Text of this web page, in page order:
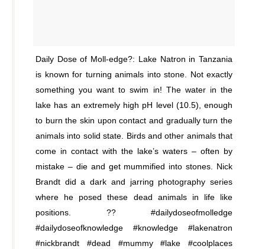
Daily Dose of Moll-edge?: Lake Natron in Tanzania
is known for turning animals into stone. Not exactly
something you want to swim in! The water in the
lake has an extremely high pH level (10.5), enough
to burn the skin upon contact and gradually turn the
animals into solid state. Birds and other animals that
come in contact with the lake’s waters – often by
mistake – die and get mummified into stones. Nick
Brandt did a dark and jarring photography series
where he posed these dead animals in life like
positions. ?? #dailydoseofmolledge
#dailydoseofknowledge #knowledge #lakenatron
#nickbrandt #dead #mummy #lake #coolplaces